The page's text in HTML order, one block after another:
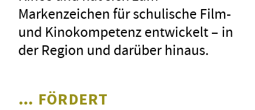
Markenzeichen für schulische Film-
und Kinokompetenz entwickelt – in
der Region und darüber hinaus.
… FÖRDERT